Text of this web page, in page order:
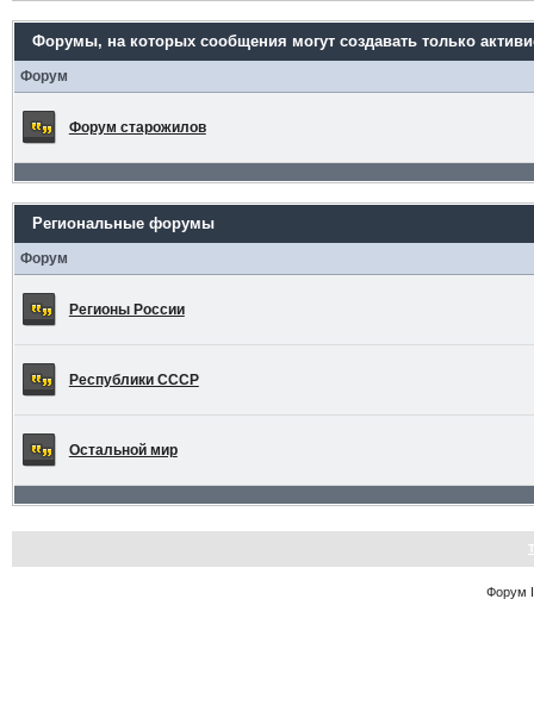
Форумы, на которых сообщения могут создавать только
Форум
Форум старожилов
Региональные форумы
Форум
Регионы России
Республики СССР
Остальной мир
Форум